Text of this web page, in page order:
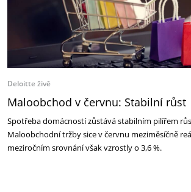
Deloitte živě
Maloobchod v červnu: Stabilní růst
Spotřeba domácností zůstává stabilním pilířem
Maloobchodní tržby sice v červnu meziměsíčně
meziročním srovnání však vzrostly o 3,6 %.